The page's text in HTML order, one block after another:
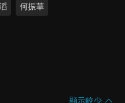
何振華
顯示較少